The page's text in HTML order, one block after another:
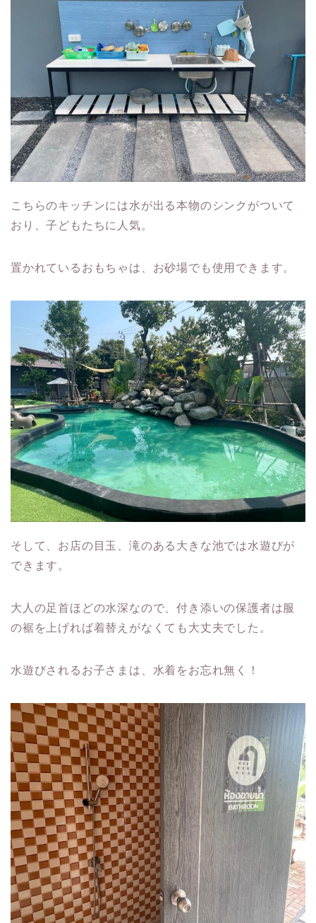
こちらのキッチンには水が出る本物のシンクがついて
おり、子どもたちに人気。
置かれているおもちゃは、お砂場でも使用できます。
そして、お店の目玉、滝のある大きな池では水遊びが
できます。
大人の足首ほどの水深なので、付き添いの保護者は服
の裾を上げれば着替えがなくても大丈夫でした。
水遊びされるお子さまは、水着をお忘れ無く！